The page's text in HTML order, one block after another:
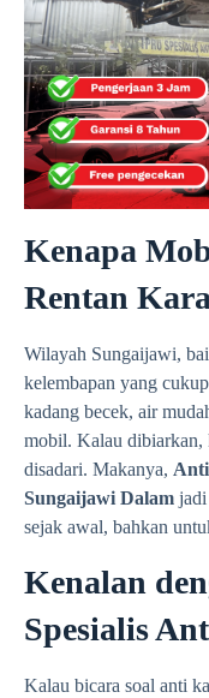
Kenapa
Rentan
Wilayah Sungaijawi,
kelembapan yang
kadang becek, air
mobil. Kalau dibiarkan,
disadari. Makanya,
Sungaijawi Dalam jadi
sejak awal, bahkan
Kenalan
Spesialis
Kalau bicara soal anti